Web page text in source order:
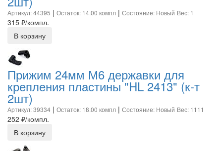
Артикул: 44395 | Остаток: 14.00 компл | Состояние: Новый Вес: 1
315 ₽/компл.
В корзину
Прижим 24мм М6 державки для
крепления пластины "HL 2413" (к-т
2шт)
Артикул: 39334 | Остаток: 18.00 компл | Состояние: Новый Вес: 1111
252 ₽/компл.
В корзину